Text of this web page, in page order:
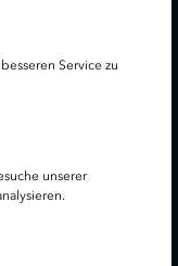
Service zu
unserer